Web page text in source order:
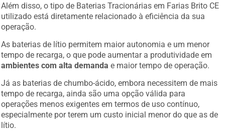
Além disso, o tipo de Baterias Tracionárias em Farias Brito CE
utilizado está diretamente relacionado à eficiência da sua
operação.
As baterias de lítio permitem maior autonomia e um menor
tempo de recarga, o que pode aumentar a produtividade em
ambientes com alta demanda e maior tempo de operação.
Já as baterias de chumbo-ácido, embora necessitem de mais
tempo de recarga, ainda são uma opção válida para
operações menos exigentes em termos de uso contínuo,
especialmente por terem um custo inicial menor do que as de
lítio.